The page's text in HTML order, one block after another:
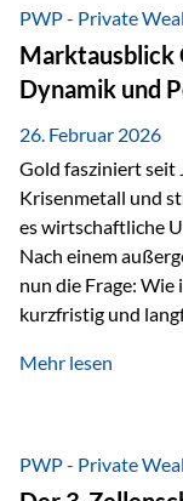
unbürokratisch
Testament
nicht ausreichen
oft…
PWP - Private
Marktausblick
Dynamik und
26. Februar 2026
Gold fasziniert seit
Krisenmetall und
es wirtschaftliche
Nach einem
nun die Frage: Wie
kurzfristig und
Dynamik in das
Währungen: +11,5
starkes Jahr: +64,4
Mehr lesen
PWP - Private